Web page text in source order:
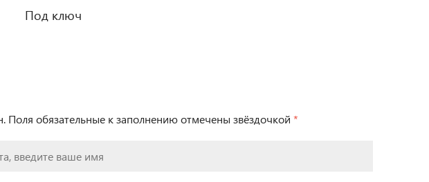
Под ключ
Поля обязательные к заполнению отмечены звёздочкой *